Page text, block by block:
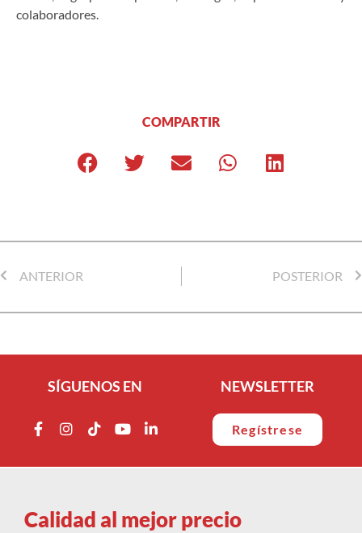
colaboradores.
COMPARTIR
ANTERIOR POSTERIOR
SÍGUENOS EN NEWSLETTER
Regístrese
Calidad al mejor precio